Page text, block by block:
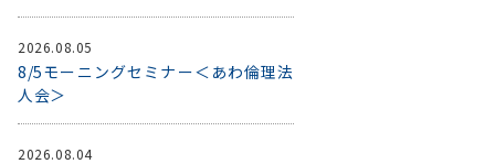
2026.08.05
8/5モーニングセミナー＜あわ倫理法
人会＞
2026.08.04